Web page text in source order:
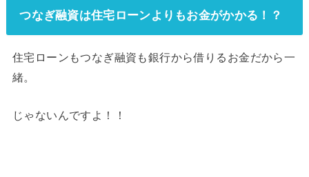
つなぎ融資は住宅ローンよりもお金がかかる！？
住宅ローンもつなぎ融資も銀行から借りるお金だから一
緒。
じゃないんですよ！！